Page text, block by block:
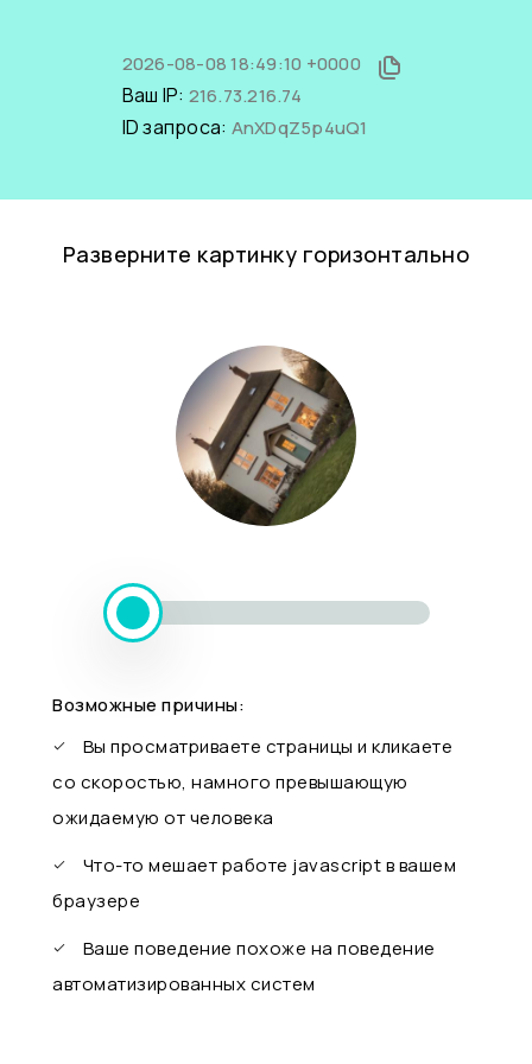
2026-08-08 18:49:10 +0000
Ваш IP: 216.73.216.74
ID запроса: AnXDqZ5p4uQ1
Разверните картинку горизонтально
Возможные причины:
Вы просматриваете страницы и кликаете
со скоростью, намного превышающую
ожидаемую от человека
Что-то мешает работе javascript в вашем
браузере
Ваше поведение похоже на поведение
автоматизированных систем